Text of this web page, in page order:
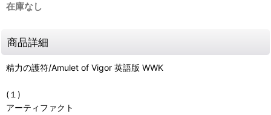
在庫なし
商品詳細
精力の護符/Amulet of Vigor 英語版 WWK
(１)
アーティファクト